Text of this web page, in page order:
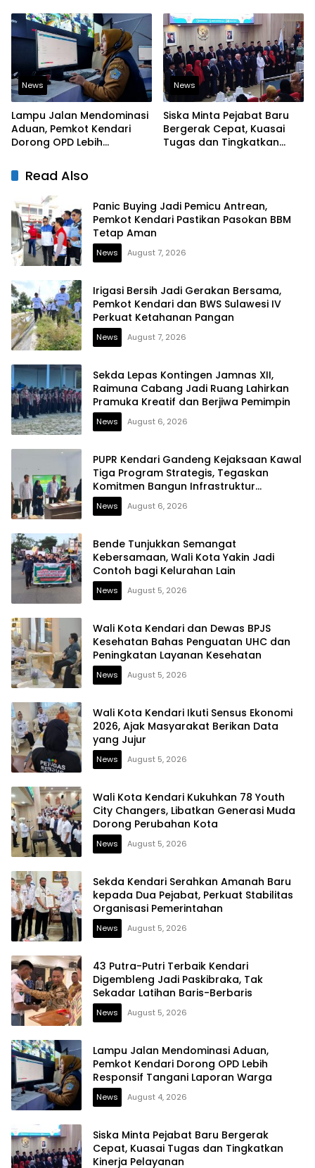
News
Lampu Jalan Mendominasi
Aduan, Pemkot Kendari
Dorong OPD Lebih
Laporan Warga
News
Siska Minta Pejabat Baru
Bergerak Cepat, Kuasai
Tugas dan Tingkatkan
Read Also
Panic Buying Jadi Pemicu Antrean,
Pemkot Kendari Pastikan Pasokan BBM
Tetap Aman
News August 7, 2026
Irigasi Bersih Jadi Gerakan Bersama,
Pemkot Kendari dan BWS Sulawesi IV
Perkuat Ketahanan Pangan
News August 7, 2026
Sekda Lepas Kontingen Jamnas XII,
Raimuna Cabang Jadi Ruang Lahirkan
Pramuka Kreatif dan Berjiwa Pemimpin
News August 6, 2026
PUPR Kendari Gandeng Kejaksaan Kawal
Tiga Program Strategis, Tegaskan
Komitmen Bangun Infrastruktur
Berintegritas
News August 6, 2026
Bende Tunjukkan Semangat
Kebersamaan, Wali Kota Yakin Jadi
Contoh bagi Kelurahan Lain
News August 5, 2026
Wali Kota Kendari dan Dewas BPJS
Kesehatan Bahas Penguatan UHC dan
Peningkatan Layanan Kesehatan
News August 5, 2026
Wali Kota Kendari Ikuti Sensus Ekonomi
2026, Ajak Masyarakat Berikan Data
yang Jujur
News August 5, 2026
Wali Kota Kendari Kukuhkan 78 Youth
City Changers, Libatkan Generasi Muda
Dorong Perubahan Kota
News August 5, 2026
Sekda Kendari Serahkan Amanah Baru
kepada Dua Pejabat, Perkuat Stabilitas
Organisasi Pemerintahan
News August 5, 2026
43 Putra-Putri Terbaik Kendari
Digembleng Jadi Paskibraka, Tak
Sekadar Latihan Baris-Berbaris
News August 5, 2026
Lampu Jalan Mendominasi Aduan,
Pemkot Kendari Dorong OPD Lebih
Responsif Tangani Laporan Warga
News August 4, 2026
Siska Minta Pejabat Baru Bergerak
Cepat, Kuasai Tugas dan Tingkatkan
Kinerja Pelayanan